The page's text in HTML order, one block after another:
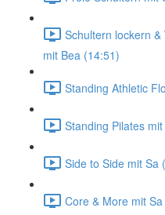
Schultern lockern
mit Bea (14:51)
Standing Athletic
Standing Pilates
Side to Side mit Sa
Core & More mit